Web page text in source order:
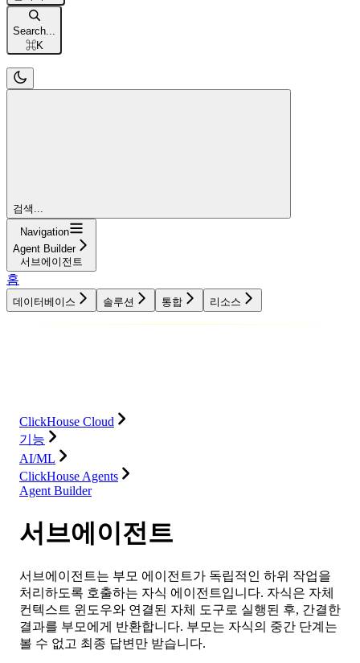
Search...
⌘K
검색...
Navigation
Agent Builder
서브에이전트
홈
데이터베이스 솔루션 통합 리소스
ClickHouse Cloud
기능
AI/ML
ClickHouse Agents
Agent Builder
서브에이전트
서브에이전트는 부모 에이전트가 독립적인 하위 작업을
처리하도록 호출하는 자식 에이전트입니다. 자식은 자체
컨텍스트 윈도우와 연결된 자체 도구로 실행된 후, 간결한
결과를 부모에게 반환합니다. 부모는 자식의 중간 단계는
볼 수 없고 최종 답변만 받습니다.